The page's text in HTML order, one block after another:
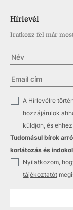
Hírlevél
Iratkozz fel már
A Hírlevélre
hozzájárulok
küldjön, és
Tudomásul bírok
korlátozás és
Nyilatkozom,
tájékoztatót